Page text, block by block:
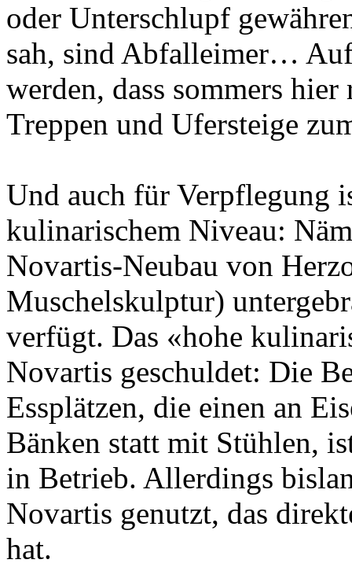
oder Unterschlupf
sah, sind Abfalleimer…
werden, dass sommers
Treppen und Ufersteige
Und auch für Verpflegung
kulinarischem Niveau:
Novartis-Neubau von
Muschelskulptur)
verfügt. Das «hohe
Novartis geschuldet: Die
Essplätzen, die einen an
Bänken statt mit Stühlen,
in Betrieb. Allerdings
Novartis genutzt, das
hat.